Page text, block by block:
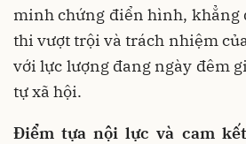
minh chứng điển hình, khẳng
thi vượt trội và trách nhiệm
với lực lượng đang ngày đêm
tự xã hội.
Điểm tựa nội lực và cam